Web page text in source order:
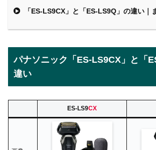
「ES-LS9CX」と「ES-LS9Q」の違い｜
パナソニック「ES-LS9CX」と「
違い
ES-LS9CX